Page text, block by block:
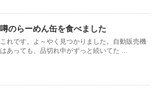
噂のらーめん缶を食べました
これです。よ～やく見つかりました。自動販売機
はあっても、品切れ中がずっと続いてた ...